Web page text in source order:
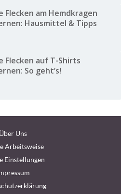
Flecken am Hemdkragen
Hausmittel & Tipps
Flecken auf T-Shirts
So geht’s!
Über Uns
Arbeitsweise
Einstellungen